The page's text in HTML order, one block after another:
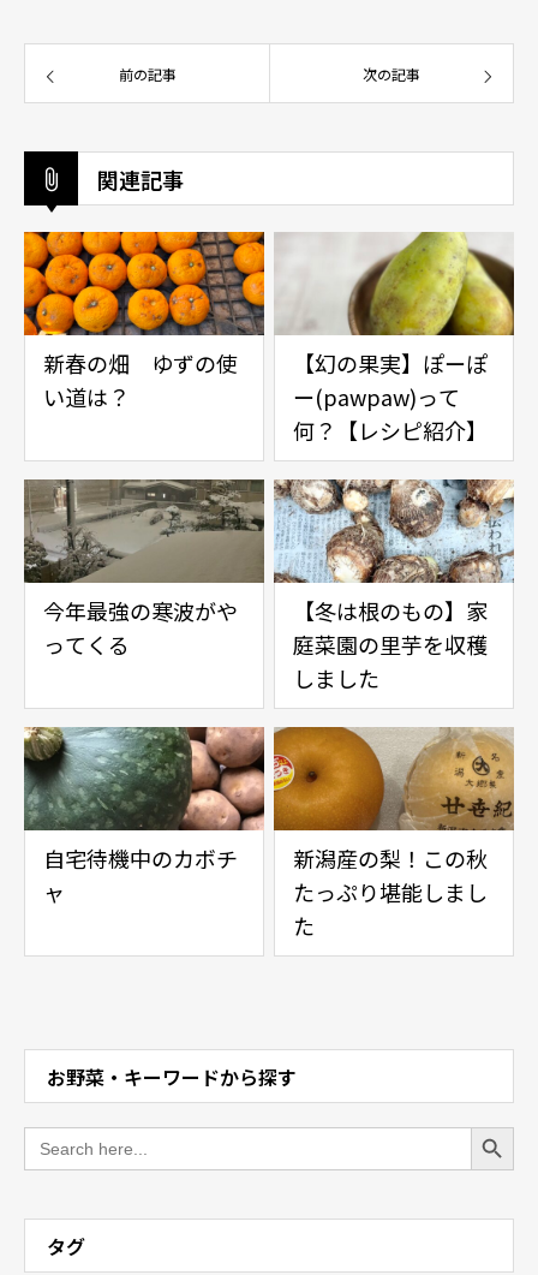
前の記事 次の記事
関連記事
新春の畑 ゆずの使
い道は？
【幻の果実】ぽーぽ
ー(pawpaw)って
何？【レシピ紹介】
今年最強の寒波がや
ってくる
【冬は根のもの】家
庭菜園の里芋を収穫
しました
自宅待機中のカボチ
ャ
新潟産の梨！この秋
たっぷり堪能しまし
た
お野菜・キーワードから探す
Search
for:
Search Button
タグ